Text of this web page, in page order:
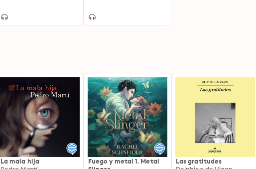
La mala hija
Fuego y metal 1. Metal
Las gratitudes